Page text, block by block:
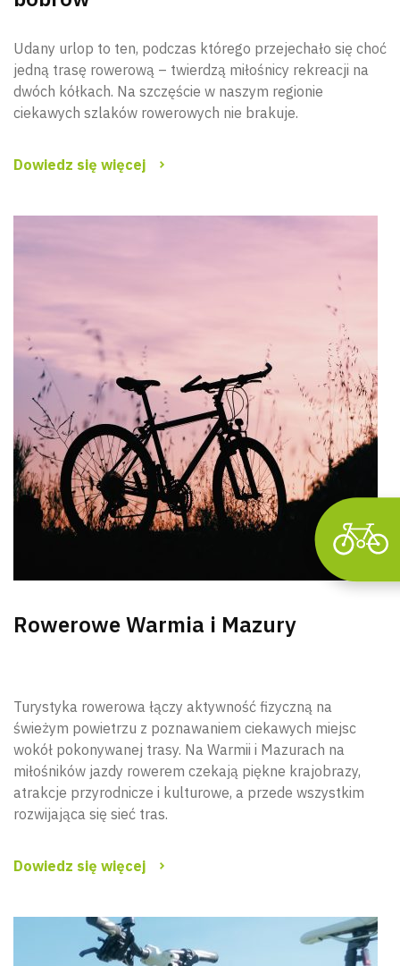
Udany urlop to ten, podczas którego przejechało się choć
jedną trasę rowerową – twierdzą miłośnicy rekreacji na
dwóch kółkach. Na szczęście w naszym regionie
ciekawych szlaków rowerowych nie brakuje.
Dowiedz się więcej
Rowerowe Warmia i Mazury
Turystyka rowerowa łączy aktywność fizyczną na
świeżym powietrzu z poznawaniem ciekawych miejsc
wokół pokonywanej trasy. Na Warmii i Mazurach na
miłośników jazdy rowerem czekają piękne krajobrazy,
atrakcje przyrodnicze i kulturowe, a przede wszystkim
rozwijająca się sieć tras.
Dowiedz się więcej